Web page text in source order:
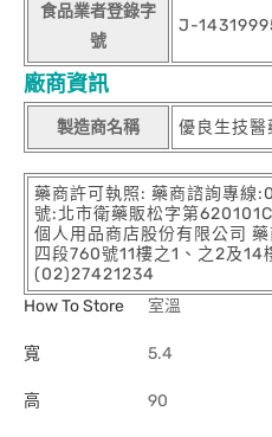
食品業者登錄字
號
J-
廠商資訊
製造商名稱 優良生技醫
藥商許可執照: 藥商諮詢專
號:北市衛藥販松字第
個人用品商店股份有限公司
四段760號11樓之1、之2及14
(02)27421234
How To Store
室溫
寬 5.4
高 90